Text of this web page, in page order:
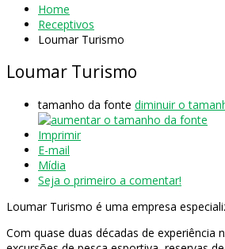
Home
Receptivos
Loumar Turismo
Loumar Turismo
tamanho da fonte diminuir o
Imprimir
E-mail
Mídia
Seja o primeiro a comentar!
Loumar Turismo é uma empresa
Com quase duas décadas de